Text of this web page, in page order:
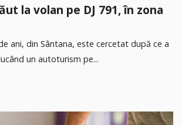
la volan pe DJ 791, în zona
ani, din Sântana, este cercetat după ce a
un autoturism pe...